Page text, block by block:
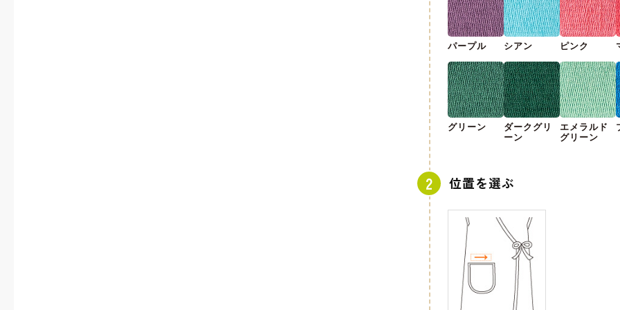
パープル シアン ピンク
グリーン
ダークグリ
ーン
エメラルド
グリーン
位置を選ぶ